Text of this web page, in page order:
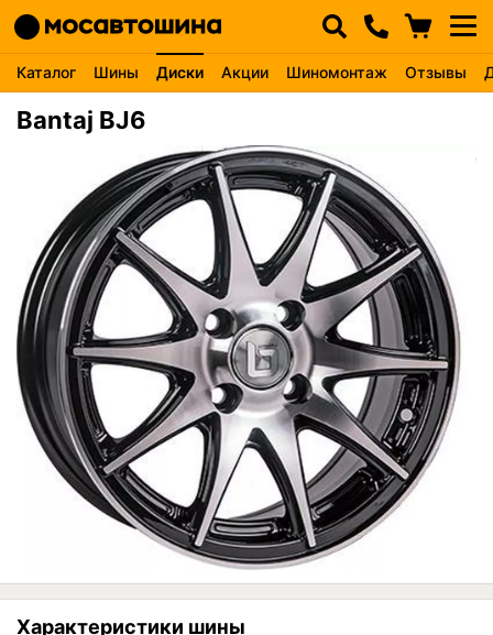
Каталог Шины Диски Акции Шиномонтаж Отзывы
Bantaj BJ6
Характеристики шины